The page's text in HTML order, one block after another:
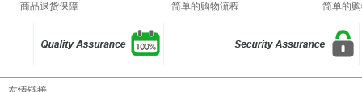
商品退货保障
简单的购物流程
简单的